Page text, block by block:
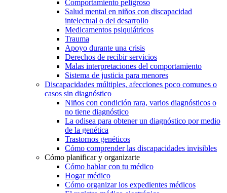
Comportamiento peligroso
Salud mental en niños con discapacidad
intelectual o del desarrollo
Medicamentos psiquiátricos
Trauma
Apoyo durante una crisis
Derechos de recibir servicios
Malas interpretaciones del comportamiento
Sistema de justicia para menores
Discapacidades múltiples, afecciones poco comunes o
casos sin diagnóstico
Niños con condición rara, varios diagnósticos o
no tiene diagnóstico
La odisea para obtener un diagnóstico por medio
de la genética
Trastornos genéticos
Cómo comprender las discapacidades invisibles
Cómo planificar y organizarte
Cómo hablar con tu médico
Hogar médico
Cómo organizar los expedientes médicos